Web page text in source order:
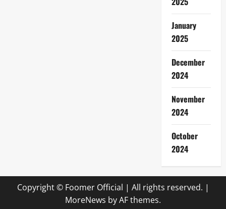
January
2025
December
2024
November
2024
October
2024
Copyright © Foomer Official | All rights reserved. |
MoreNews by AF themes.